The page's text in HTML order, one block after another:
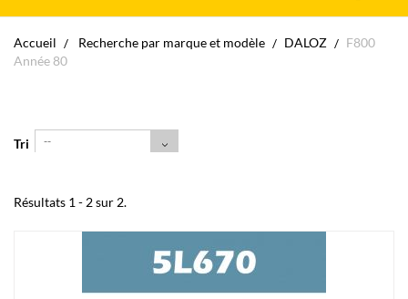
Accueil Recherche par marque et modèle DALOZ
F800
Année 80
Tri --
Résultats 1 - 2 sur 2.